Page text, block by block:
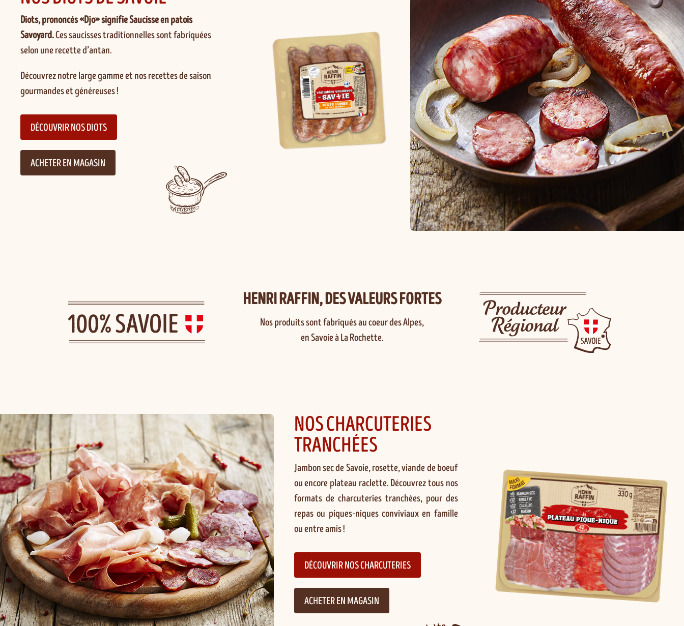
Diots, prononcés «Djo» signifie Saucisse en patois
Savoyard.Ces saucisses traditionnelles sont fabriquées
selon une recette d’antan.
Découvrez notre large gamme et nos recettes de saison
gourmandes et généreuses !
DÉCOUVRIR NOS DIOTS
ACHETER EN MAGASIN
HENRI RAFFIN, DES VALEURS FORTES
Nos produits sont fabriqués au coeur des Alpes,
en Savoie à La Rochette.
NOS CHARCUTERIES
TRANCHÉES
Jambon sec de Savoie, rosette, viande de boeuf
ou encore plateau raclette. Découvrez tous nos
formats de charcuteries tranchées, pour des
repas ou piques-niques conviviaux en famille
ou entre amis !
DÉCOUVRIR NOS CHARCUTERIES
ACHETER EN MAGASIN